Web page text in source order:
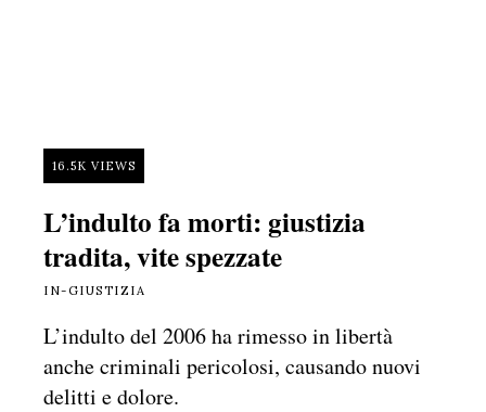
16.5K VIEWS
L’indulto fa morti: giustizia
tradita, vite spezzate
IN-GIUSTIZIA
L’indulto del 2006 ha rimesso in libertà
anche criminali pericolosi, causando nuovi
delitti e dolore.